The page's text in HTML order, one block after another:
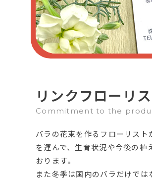
リンクフローリ
Commitment to the
バラの花束を作るフローリス
を運んで、生育状況や今後の
おります。
また冬季は国内のバラだけで